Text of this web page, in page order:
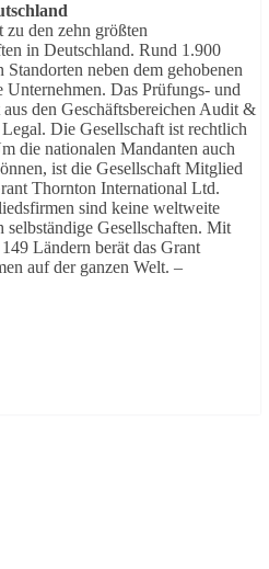
den zehn größten
in Deutschland. Rund 1.900
neben dem gehobenen
Das Prüfungs- und
den Geschäftsbereichen Audit &
Die Gesellschaft ist rechtlich
die nationalen Mandanten auch
ist die Gesellschaft Mitglied
Thornton International Ltd.
sind keine weltweite
selbständige Gesellschaften. Mit
Ländern berät das Grant
auf der ganzen Welt. –